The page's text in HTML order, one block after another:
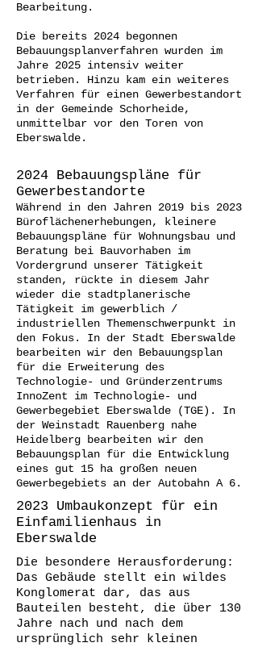
Bearbeitung.
Die bereits 2024 begonnen
Bebauungsplanverfahren wurden im
Jahre 2025 intensiv weiter
betrieben. Hinzu kam ein weiteres
Verfahren für einen Gewerbestandort
in der Gemeinde Schorheide,
unmittelbar vor den Toren von
Eberswalde.
2024 Bebauungspläne für
Gewerbestandorte
Während in den Jahren 2019 bis 2023
Büroflächenerhebungen, kleinere
Bebauungspläne für Wohnungsbau und
Beratung bei Bauvorhaben im
Vordergrund unserer Tätigkeit
standen, rückte in diesem Jahr
wieder die stadtplanerische
Tätigkeit im gewerblich /
industriellen Themenschwerpunkt in
den Fokus. In der Stadt Eberswalde
bearbeiten wir den Bebauungsplan
für die Erweiterung des
Technologie- und Gründerzentrums
InnoZent im Technologie- und
Gewerbegebiet Eberswalde (TGE). In
der Weinstadt Rauenberg nahe
Heidelberg bearbeiten wir den
Bebauungsplan für die Entwicklung
eines gut 15 ha großen neuen
Gewerbegebiets an der Autobahn A 6.
2023 Umbaukonzept für ein
Einfamilienhaus in
Eberswalde
Die besondere Herausforderung:
Das Gebäude stellt ein wildes
Konglomerat dar, das aus
Bauteilen besteht, die über 130
Jahre nach und nach dem
ursprünglich sehr kleinen